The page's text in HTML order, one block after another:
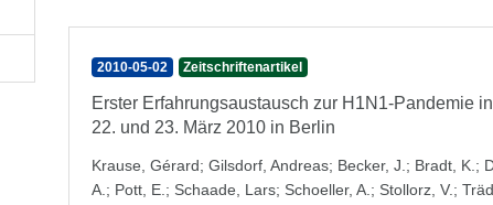
2010-05-02 Zeitschriftenartikel
Erster Erfahrungsaustausch zur H1N1-Pandemie
22. und 23. März 2010 in Berlin
Krause, Gérard; Gilsdorf, Andreas; Becker, J. ; Bradt, K. ;
A. ; Pott, E. ; Schaade, Lars; Schoeller, A. ; Stollorz, V. ;